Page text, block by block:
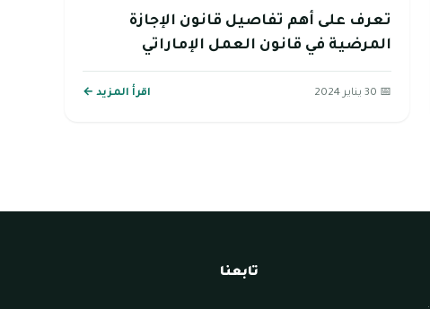
تعرف على أهم تفاصيل قانون الإجازة
المرضية في قانون العمل الإماراتي
📅 30 يناير 2024 اقرأ المزيد ←
تابعنا